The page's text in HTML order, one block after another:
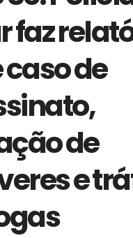
faz
de
de
e